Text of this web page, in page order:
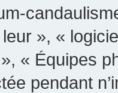
», «
« Équipes
pendant